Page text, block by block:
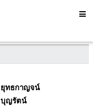
ยุทธกาญจน์
บุญรัตน์